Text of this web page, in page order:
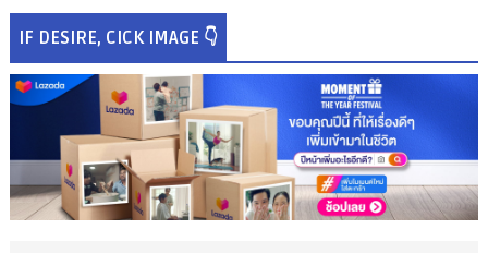
IF DESIRE, CICK IMAGE 👇